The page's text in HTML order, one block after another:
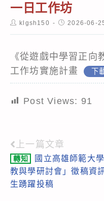
一日工作坊
Postklgsh150
Post2026-06-
《從遊戲中學習正向
工作坊實施計畫
下
Post Views: 91
Read
more
articles
上一篇文章
轉知
國立高雄師範大
教與學研討會」徵稿資
生踴躍投稿